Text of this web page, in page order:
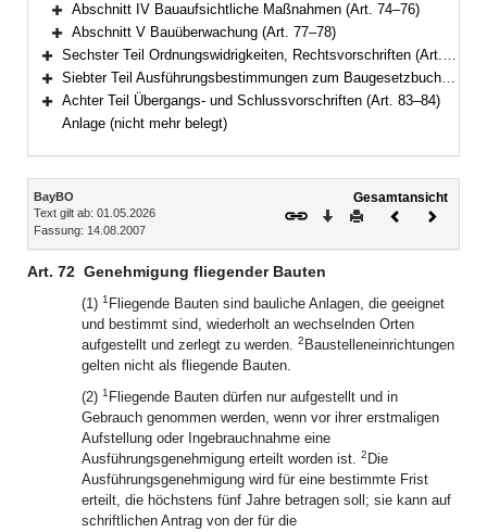
Bereich erweitern
Abschnitt IV Bauaufsichtliche Maßnahmen (Art. 74–76)
Bereich erweitern
Abschnitt V Bauüberwachung (Art. 77–78)
Bereich erweitern
Sechster Teil Ordnungswidrigkeiten, Rechtsvorschriften (Art. 79–81a)
Bereich erweitern
Siebter Teil Ausführungsbestimmungen zum Baugesetzbuch (Art. 82–82c)
Bereich erweitern
Achter Teil Übergangs- und Schlussvorschriften (Art. 83–84)
Anlage (nicht mehr belegt)
Inhalt
BayBO
Text gilt ab: 01.05.2026
Fassung: 14.08.2007
Gesamtansicht
Download
DruckenVorheriges
Art. 72 Genehmigung fliegender Bauten
(1) 1 Fliegende Bauten sind bauliche Anlagen, die geeignet
und bestimmt sind, wiederholt an wechselnden Orten
aufgestellt und zerlegt zu werden. 2 Baustelleneinrichtungen
gelten nicht als fliegende Bauten.
(2) 1 Fliegende Bauten dürfen nur aufgestellt und in
Gebrauch genommen werden, wenn vor ihrer erstmaligen
Aufstellung oder Ingebrauchnahme eine
Ausführungsgenehmigung erteilt worden ist. 2 Die
Ausführungsgenehmigung wird für eine bestimmte Frist
erteilt, die höchstens fünf Jahre betragen soll; sie kann auf
schriftlichen Antrag von der für die